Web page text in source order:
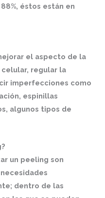
éstos están en
el aspecto de la
regular la
imperfecciones como
espinillas
algunos tipos de
un peeling son
dentro de las